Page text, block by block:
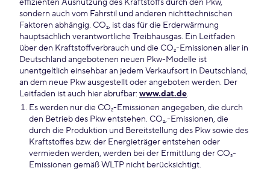
effizienten Ausnutzung des Kraftstoffs durch den Pkw,
sondern auch vom Fahrstil und anderen nichttechnischen
Faktoren abhängig. CO₂, ist das für die Erderwärmung
hauptsächlich verantwortliche Treibhausgas. Ein Leitfaden
über den Kraftstoffverbrauch und die CO₂-Emissionen aller in
Deutschland angebotenen neuen Pkw-Modelle ist
unentgeltlich einsehbar an jedem Verkaufsort in Deutschland,
an dem neue Pkw ausgestellt oder angeboten werden. Der
Leitfaden ist auch hier abrufbar: www.dat.de.
Es werden nur die CO₂-Emissionen angegeben, die durch
den Betrieb des Pkw entstehen. CO₂,-Emissionen, die
durch die Produktion und Bereitstellung des Pkw sowie des
Kraftstoffes bzw. der Energieträger entstehen oder
vermieden werden, werden bei der Ermittlung der CO₂-
Emissionen gemäß WLTP nicht berücksichtigt.